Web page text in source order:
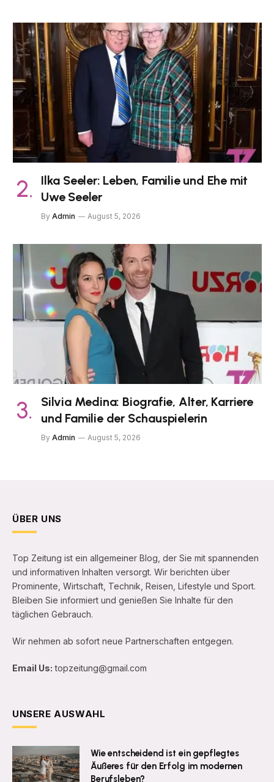
Ilka Seeler: Leben, Familie und Ehe mit
Uwe Seeler
By Admin August 5, 2026
Silvia Medina: Biografie, Alter, Karriere
und Familie der Schauspielerin
By Admin August 5, 2026
ÜBER UNS
Top Zeitung ist ein allgemeiner Blog, der Sie mit spannenden
und informativen Inhalten versorgt. Wir berichten über
Prominente, Wirtschaft, Technik, Reisen, Lifestyle und Sport.
Bleiben Sie informiert und genießen Sie Inhalte für den
täglichen Gebrauch.
Wir nehmen ab sofort neue Partnerschaften entgegen.
Email Us: topzeitung@gmail.com
UNSERE AUSWAHL
Wie entscheidend ist ein gepflegtes
Äußeres für den Erfolg im modernen
Berufsleben?